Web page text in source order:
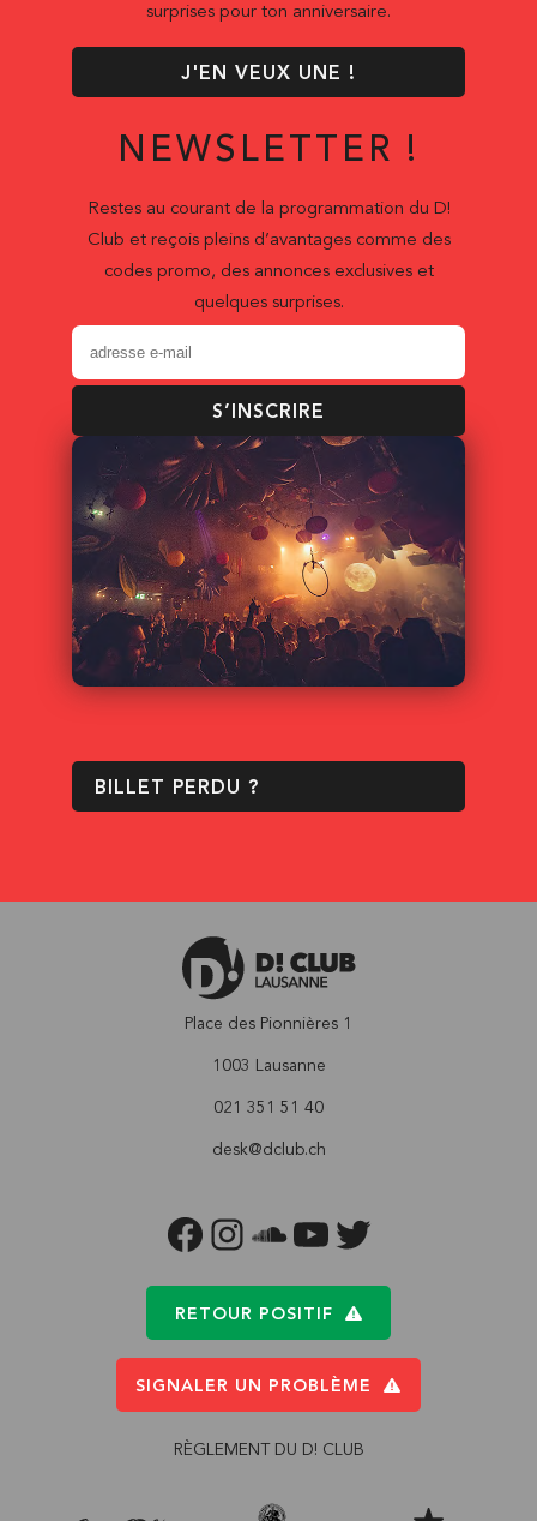
surprises pour ton anniversaire.
J'EN VEUX UNE !
NEWSLETTER !
Restes au courant de la programmation du D!
Club et reçois pleins d’avantages comme des
codes promo, des annonces exclusives et
quelques surprises.
S’INSCRIRE
BILLET PERDU ?
Place des Pionnières 1
1003 Lausanne
021 351 51 40
desk@dclub.ch
FACEBOOKINSTAGRAM
SOUNDCLOUD
YOUTUBETWITTER
RETOUR POSITIF
SIGNALER UN PROBLÈME
RÈGLEMENT DU D! CLUB